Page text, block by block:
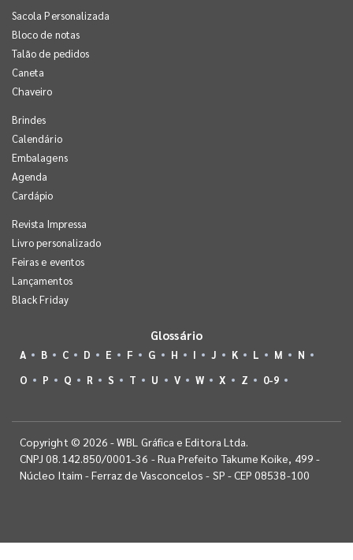
Sacola Personalizada
Bloco de notas
Talão de pedidos
Caneta
Chaveiro
Brindes
Calendário
Embalagens
Agenda
Cardápio
Revista Impressa
Livro personalizado
Feiras e eventos
Lançamentos
Black Friday
Glossário
A B C D E F G H I J K L M
N
O
P Q R S T U V W X Z 0-9
Copyright © 2026 - WBL Gráfica e Editora Ltda.
CNPJ 08.142.850/0001-36 - Rua Prefeito Takume Koike, 499 -
Núcleo Itaim - Ferraz de Vasconcelos - SP - CEP 08538-100